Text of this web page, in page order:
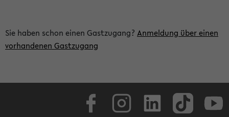
Sie haben schon einen Gastzugang? Anmeldung über einen
vorhandenen Gastzugang